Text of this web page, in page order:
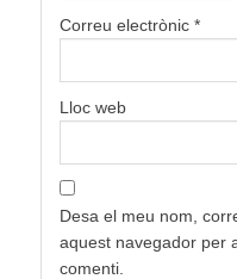
Correu electrònic *
Lloc web
Desa el meu nom,
aquest navegador per
comenti.